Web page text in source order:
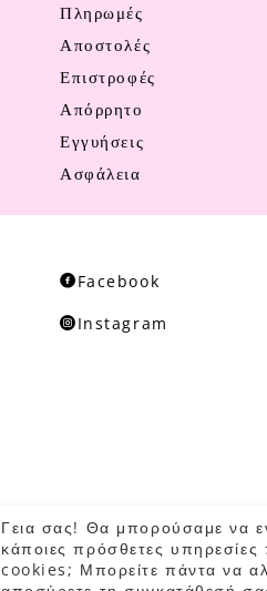
Πληρωμές
Αποστολές
Επιστροφές
Απόρρητο
Εγγυήσεις
Ασφάλεια
Facebook
Instagram
© 2022 - 2026 Mikelidis
Γεια σας! Θα μπορούσαμε να
κάποιες πρόσθετες
cookies; Μπορείτε πάντα να